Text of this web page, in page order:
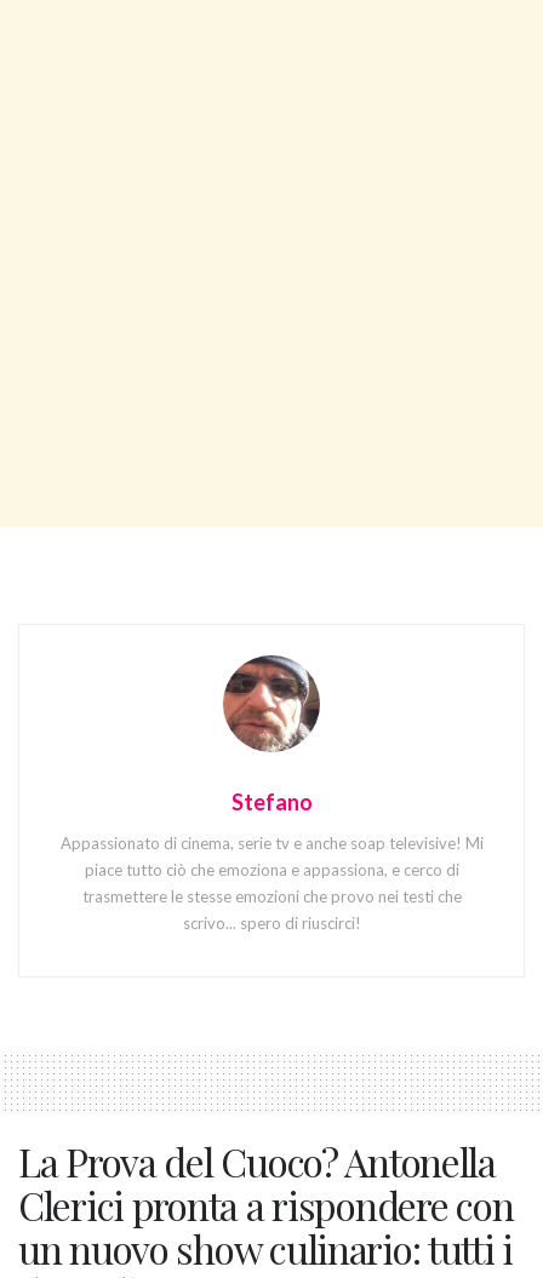
Stefano
Appassionato di cinema, serie tv e anche soap televisive! Mi
piace tutto ciò che emoziona e appassiona, e cerco di
trasmettere le stesse emozioni che provo nei testi che
scrivo... spero di riuscirci!
La Prova del Cuoco? Antonella
Clerici pronta a rispondere con
un nuovo show culinario: tutti i